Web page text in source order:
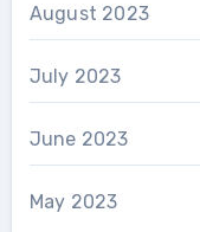
August 2023
July 2023
June 2023
May 2023